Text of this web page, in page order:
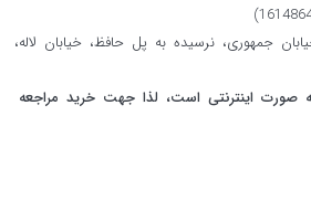
خیابان جمهوری، نرسیده به پل حافظ، خیابان لاله،
صورت اینترنتی است، لذا جهت خرید مراجعه